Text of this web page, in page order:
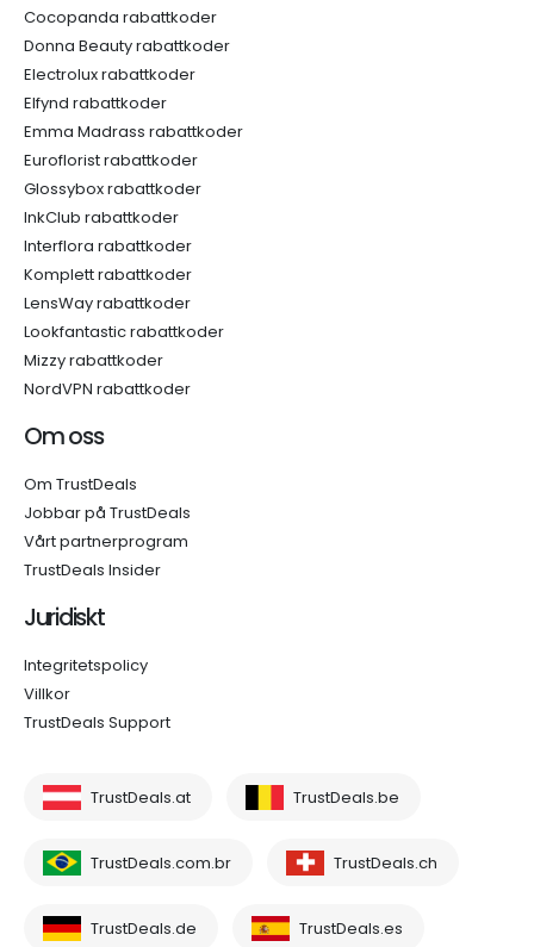
Cocopanda rabattkoder
Donna Beauty rabattkoder
Electrolux rabattkoder
Elfynd rabattkoder
Emma Madrass rabattkoder
Euroflorist rabattkoder
Glossybox rabattkoder
InkClub rabattkoder
Interflora rabattkoder
Komplett rabattkoder
LensWay rabattkoder
Lookfantastic rabattkoder
Mizzy rabattkoder
NordVPN rabattkoder
Om oss
Om TrustDeals
Jobbar på TrustDeals
Vårt partnerprogram
TrustDeals Insider
Juridiskt
Integritetspolicy
Villkor
TrustDeals Support
TrustDeals.at TrustDeals.be
TrustDeals.com.br TrustDeals.ch
TrustDeals.de TrustDeals.es